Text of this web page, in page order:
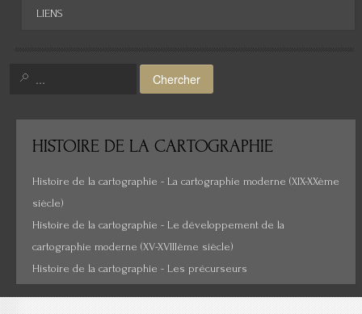
Moyen-Orient
Histoire de la cartographie
Cartes insolites, anciennes...
LIENS
Chercher
HISTOIRE DE LA CARTOGRAPHIE
Histoire de la cartographie - La cartographie moderne (XIX-XXème
siècle)
Histoire de la cartographie - Le développement de la
cartographie moderne (XV-XVIIIème siècle)
Histoire de la cartographie - Les précurseurs